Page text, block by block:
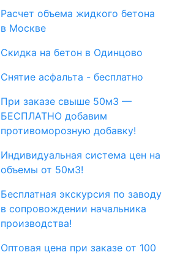
Расчет объема жидкого бетона
в Москве
Скидка на бетон в Одинцово
Снятие асфальта - бесплатно
При заказе свыше 50м3 —
БЕСПЛАТНО добавим
противоморозную добавку!
Индивидуальная система цен на
объемы от 50м3!
Бесплатная экскурсия по заводу
в сопровождении начальника
производства!
Оптовая цена при заказе от 100